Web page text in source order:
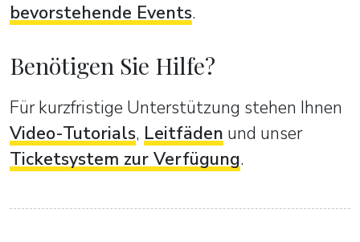
bevorstehende Events.
Benötigen Sie Hilfe?
Für kurzfristige Unterstützung stehen Ihnen
Video-Tutorials, Leitfäden und unser
Ticketsystem zur Verfügung.